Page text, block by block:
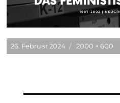
Veröffentlicht
am
26. Februar 2024 Originalgröße
2000 × 600